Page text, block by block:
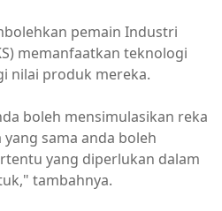
pemain Industri
memanfaatkan teknologi
nilai produk mereka.
boleh mensimulasikan reka
sama anda boleh
yang diperlukan dalam
tambahnya.